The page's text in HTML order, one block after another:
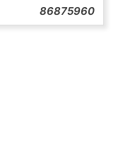
86875960